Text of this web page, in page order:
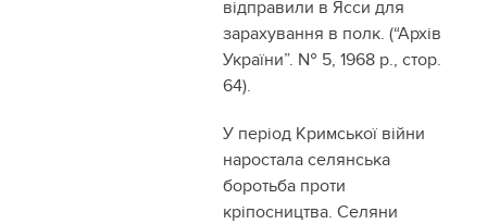
відправили в Ясси для
зарахування в полк. (“Архів
України”. № 5, 1968 р., стор.
64).
У період Кримської війни
наростала селянська
боротьба проти
кріпосництва. Селяни